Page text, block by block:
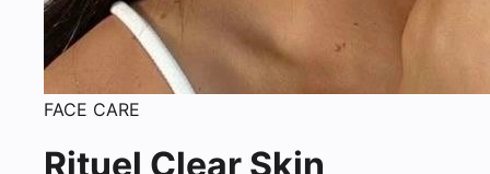
FACE CARE
Rituel Clear Skin